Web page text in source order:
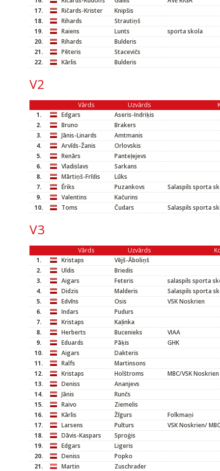
17.
Ričards-Krister
Knipšis
18.
Rihards
Strautiņš
19.
Raiens Lunts
sporta skola
20.
Rihards
Bulderis
21.
Pēteris
Stacevičs
22.
Kārlis Bulderis
V2
Vārds Uzvārds
1.
Edgars
Aseris-Indriķis
2.
Bruno
Brakers
3.
Jānis-Linards
Amtmanis
4.
Arvīds-Žanis
Orlovskis
5.
Renārs
Panteļejevs
6.
Vladislavs
Sarkans
8.
Mārtiņš-Frīdis
Lūks
7.
Ēriks Puzankovs
Salaspils sporta
9.
Valentins
Kačurins
10.
Toms Čudars Salaspils sporta
V3
Vārds Uzvārds
1.
Kristaps
Vējš-Āboliņš
2.
Uldis
Briedis
3.
Aigars Feteris
salaspils sporta
4.
Didzis Malderis
Salaspils sporta
5.
Edvīns Osis
VSK Noskrien
6.
Indars
Pudurs
7.
Kristaps
Kaļinka
8.
Herberts Bucenieks
VIAA
9.
Eduards Pāķis
GHK
10.
Aigars
Dakteris
11.
Ralfs
Martinsons
12.
Kristaps Holštroms
MBC/VSK Noskrien
13.
Deniss
Ananjevs
14.
Jānis
Runčs
15.
Raivo
Ziemelis
16.
Kārlis Žīgurs
Folkmaņi
17.
Larsens Pulturs
VSK Noskrien/ MBC
18.
Dāvis-Kaspars
Sproģis
19.
Edgars
Ligeris
20.
Deniss
Popko
21.
Martin
Zuschrader